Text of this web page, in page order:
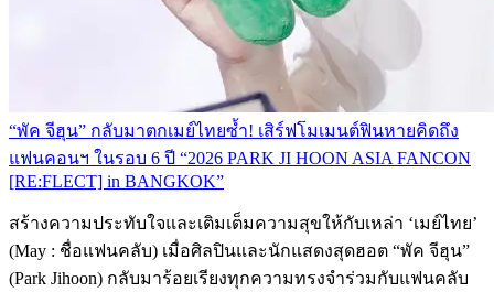
“พัค จีฮุน” กลับมาตกเมย์ไทยซ้ำ! เสิร์ฟโมเมนต์ฟินหายคิดถึง
แฟนคอนฯ ในรอบ 6 ปี “2026 PARK JI HOON ASIA FANCON
[RE:FLECT] in BANGKOK”
สร้างความประทับใจและเติมเต็มความสุขให้กับเหล่า ‘เมย์ไทย’
(May : ชื่อแฟนคลับ) เมื่อศิลปินและนักแสดงสุดฮอต “พัค จีฮุน”
(Park Jihoon) กลับมาร้อยเรียงทุกความทรงจำร่วมกับแฟนคลับ